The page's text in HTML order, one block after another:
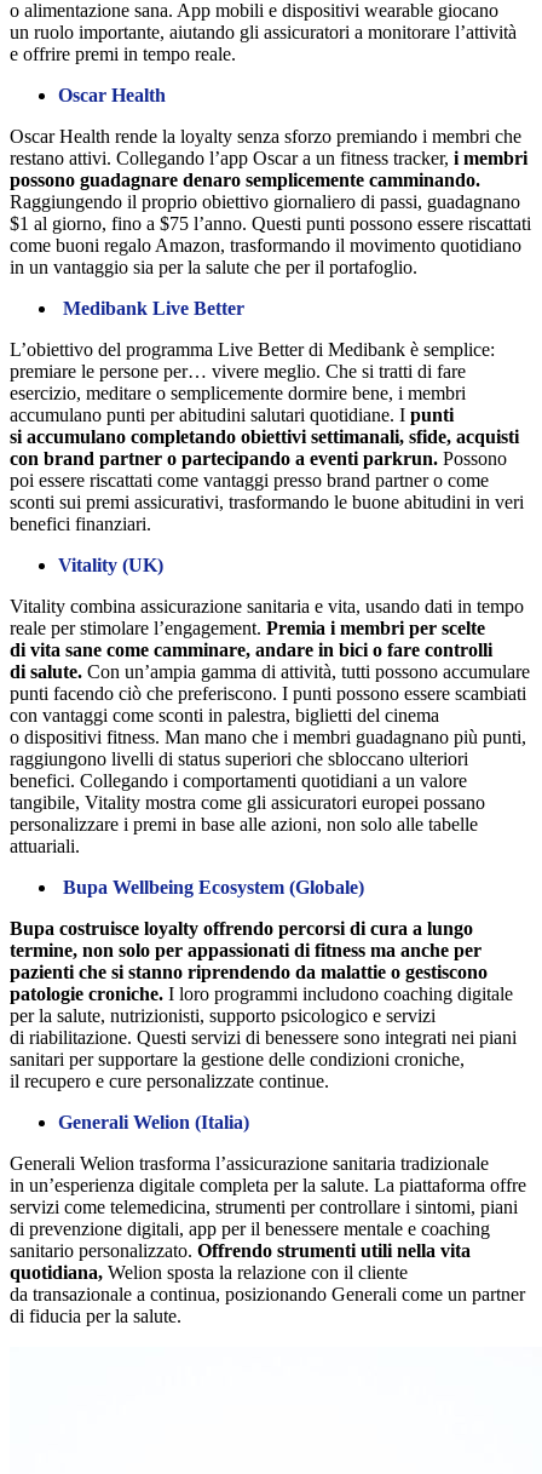
o alimentazione sana. App mobili e dispositivi wearable giocano
un ruolo importante, aiutando gli assicuratori a monitorare l’attività
e offrire premi in tempo reale.
Oscar Health
Oscar Health rende la loyalty senza sforzo premiando i membri che
restano attivi. Collegando l’app Oscar a un fitness tracker, i membri
possono guadagnare denaro semplicemente camminando.
Raggiungendo il proprio obiettivo giornaliero di passi, guadagnano
$1 al giorno, fino a $75 l’anno. Questi punti possono essere riscattati
come buoni regalo Amazon, trasformando il movimento quotidiano
in un vantaggio sia per la salute che per il portafoglio.
Medibank Live Better
L’obiettivo del programma Live Better di Medibank è semplice:
premiare le persone per… vivere meglio. Che si tratti di fare
esercizio, meditare o semplicemente dormire bene, i membri
accumulano punti per abitudini salutari quotidiane. I punti
si accumulano completando obiettivi settimanali, sfide, acquisti
con brand partner o partecipando a eventi parkrun. Possono
poi essere riscattati come vantaggi presso brand partner o come
sconti sui premi assicurativi, trasformando le buone abitudini in veri
benefici finanziari.
Vitality (UK)
Vitality combina assicurazione sanitaria e vita, usando dati in tempo
reale per stimolare l’engagement. Premia i membri per scelte
di vita sane come camminare, andare in bici o fare controlli
di salute. Con un’ampia gamma di attività, tutti possono accumulare
punti facendo ciò che preferiscono. I punti possono essere scambiati
con vantaggi come sconti in palestra, biglietti del cinema
o dispositivi fitness. Man mano che i membri guadagnano più punti,
raggiungono livelli di status superiori che sbloccano ulteriori
benefici. Collegando i comportamenti quotidiani a un valore
tangibile, Vitality mostra come gli assicuratori europei possano
personalizzare i premi in base alle azioni, non solo alle tabelle
attuariali.
Bupa Wellbeing Ecosystem (Globale)
Bupa costruisce loyalty offrendo percorsi di cura a lungo
termine, non solo per appassionati di fitness ma anche per
pazienti che si stanno riprendendo da malattie o gestiscono
patologie croniche. I loro programmi includono coaching digitale
per la salute, nutrizionisti, supporto psicologico e servizi
di riabilitazione. Questi servizi di benessere sono integrati nei piani
sanitari per supportare la gestione delle condizioni croniche,
il recupero e cure personalizzate continue.
Generali Welion (Italia)
Generali Welion trasforma l’assicurazione sanitaria tradizionale
in un’esperienza digitale completa per la salute. La piattaforma offre
servizi come telemedicina, strumenti per controllare i sintomi, piani
di prevenzione digitali, app per il benessere mentale e coaching
sanitario personalizzato. Offrendo strumenti utili nella vita
quotidiana, Welion sposta la relazione con il cliente
da transazionale a continua, posizionando Generali come un partner
di fiducia per la salute.